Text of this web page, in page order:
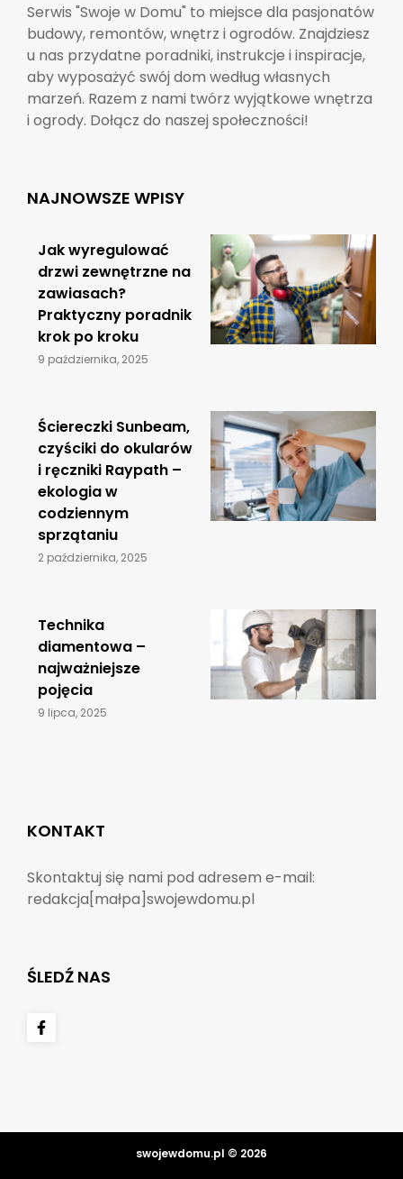
Serwis "Swoje w Domu" to miejsce dla pasjonatów
budowy, remontów, wnętrz i ogrodów. Znajdziesz
u nas przydatne poradniki, instrukcje i inspiracje,
aby wyposażyć swój dom według własnych
marzeń. Razem z nami twórz wyjątkowe wnętrza
i ogrody. Dołącz do naszej społeczności!
NAJNOWSZE WPISY
Jak wyregulować
drzwi zewnętrzne na
zawiasach?
Praktyczny poradnik
krok po kroku
9 października, 2025
Ściereczki Sunbeam,
czyściki do okularów
i ręczniki Raypath –
ekologia w
codziennym
sprzątaniu
2 października, 2025
​Technika
diamentowa –
najważniejsze
pojęcia
9 lipca, 2025
KONTAKT
Skontaktuj się nami pod adresem e-mail:
redakcja[małpa]swojewdomu.pl
ŚLEDŹ NAS
swojewdomu.pl © 2026